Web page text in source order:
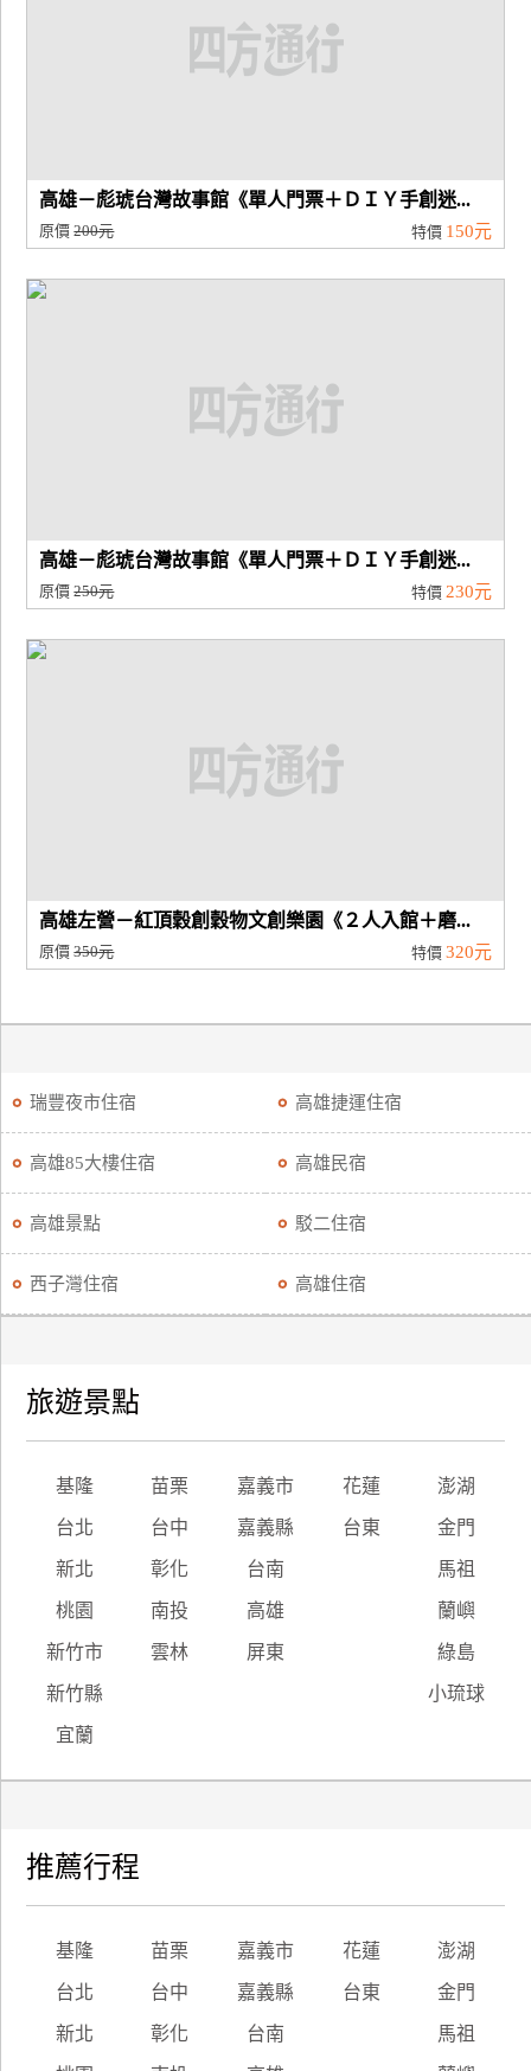
高雄－彪琥台灣故事館《單人門票＋ＤＩＹ手創迷...
原價200元 特價 150元
高雄－彪琥台灣故事館《單人門票＋ＤＩＹ手創迷...
原價250元 特價 230元
高雄左營－紅頂穀創穀物文創樂園《２人入館＋磨...
原價350元 特價 320元
瑞豐夜市住宿 高雄捷運住宿
高雄85大樓住宿 高雄民宿
高雄景點 駁二住宿
西子灣住宿 高雄住宿
旅遊景點
基隆 苗栗 嘉義市 花蓮 澎湖
台北 台中 嘉義縣 台東 金門
新北 彰化 台南 馬祖
桃園 南投 高雄 蘭嶼
新竹市 雲林 屏東 綠島
新竹縣 小琉球
宜蘭
推薦行程
基隆 苗栗 嘉義市 花蓮 澎湖
台北 台中 嘉義縣 台東 金門
新北 彰化 台南 馬祖